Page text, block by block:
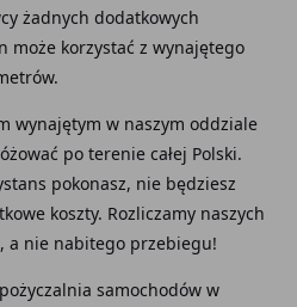
żadnych dodatkowych
może korzystać z wynajętego
wynajętym w naszym oddziale
po terenie całej Polski.
pokonasz, nie będziesz
koszty. Rozliczamy naszych
a nie nabitego przebiegu!
samochodów w